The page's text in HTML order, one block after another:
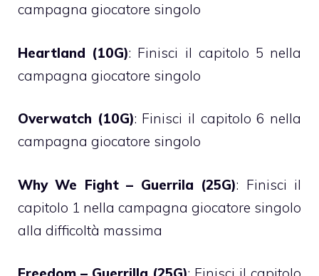
campagna giocatore singolo
Heartland (10G): Finisci il capitolo 5 nella
campagna giocatore singolo
Overwatch (10G): Finisci il capitolo 6 nella
campagna giocatore singolo
Why We Fight – Guerrila (25G): Finisci il
capitolo 1 nella campagna giocatore singolo
alla difficoltà massima